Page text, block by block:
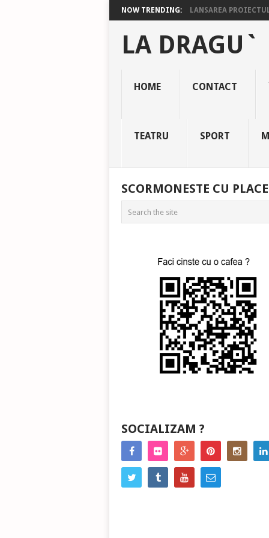
NOW TRENDING: LANSAREA
LA DRAGU`
HOME CONTACT
TEATRU SPORT
SCORMONESTE CU
SOCIALIZAM ?